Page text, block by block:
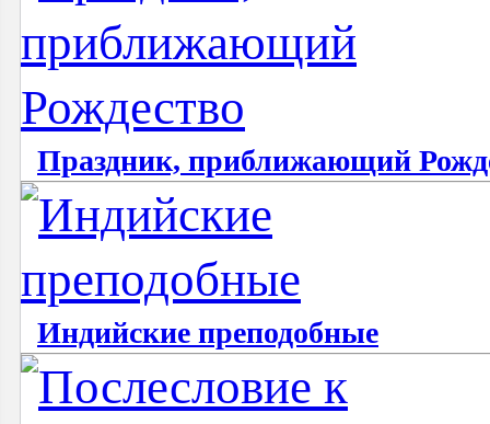
Праздник, приближающий
Индийские преподобные